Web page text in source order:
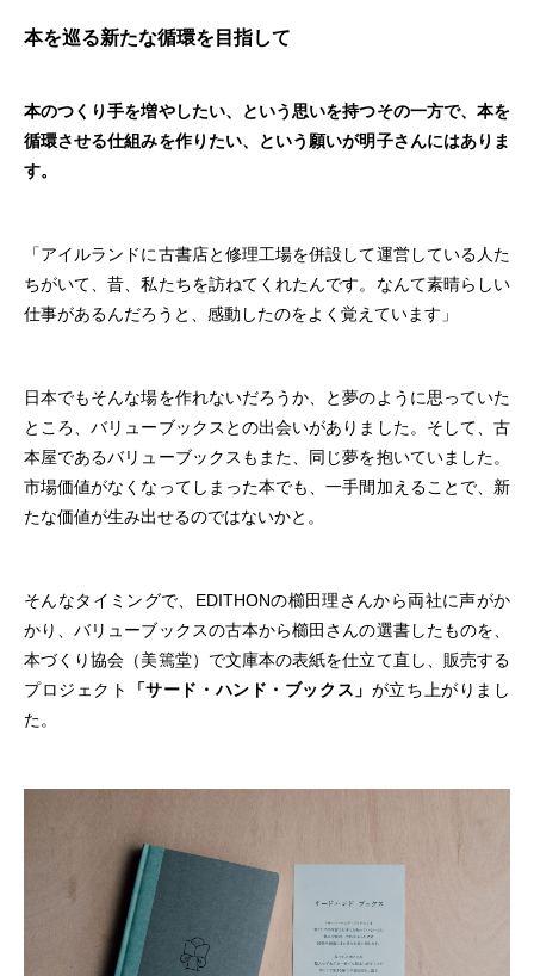
本を巡る新たな循環を目指して
本のつくり手を増やしたい、という思いを持つその一方で、本を
循環させる仕組みを作りたい、という願いが明子さんにはありま
す。
「アイルランドに古書店と修理工場を併設して運営している人た
ちがいて、昔、私たちを訪ねてくれたんです。なんて素晴らしい
仕事があるんだろうと、感動したのをよく覚えています」
日本でもそんな場を作れないだろうか、と夢のように思っていた
ところ、バリューブックスとの出会いがありました。そして、古
本屋であるバリューブックスもまた、同じ夢を抱いていました。
市場価値がなくなってしまった本でも、一手間加えることで、新
たな価値が生み出せるのではないかと。
そんなタイミングで、EDITHONの櫛田理さんから両社に声がか
かり、バリューブックスの古本から櫛田さんの選書したものを、
本づくり協会（美篶堂）で文庫本の表紙を仕立て直し、販売する
プロジェクト
「サード・ハンド・ブックス」 が立ち上がりまし
た。